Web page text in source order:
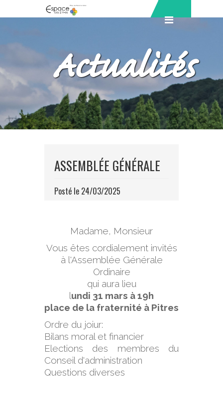
Actualités
ASSEMBLÉE GÉNÉRALE
Posté le 24/03/2025
Madame, Monsieur
Vous êtes cordialement invités
à l'Assemblée Générale
Ordinaire
qui aura lieu
lundi 31 mars à 19h
place de la fraternité à Pitres
Ordre du joiur:
Bilans moral et financier
Elections des membres du
Conseil d'administration
Questions diverses